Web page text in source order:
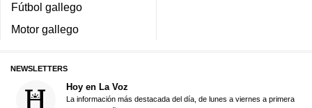
Fútbol gallego
Motor gallego
NEWSLETTERS
Hoy en La Voz
La información más destacada del día, de lunes a viernes a primera